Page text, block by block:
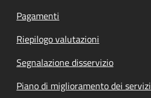
Pagamenti
Riepilogo valutazioni
Segnalazione disservizio
Piano di miglioramento dei servizi